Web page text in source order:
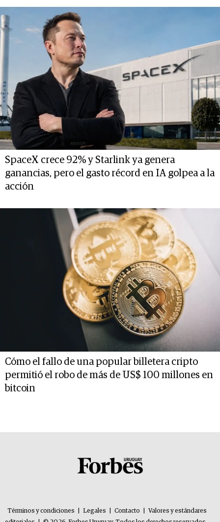
SpaceX crece 92% y Starlink ya genera
ganancias, pero el gasto récord en IA golpea a la
acción
Cómo el fallo de una popular billetera cripto
permitió el robo de más de US$ 100 millones en
bitcoin
Términos y condiciones Legales Contacto
Valores y estándares